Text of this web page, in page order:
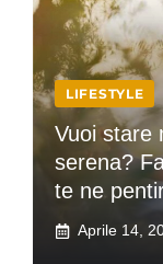
LIFESTYLE
Vuoi stare
serena?
te ne
Aprile 14,